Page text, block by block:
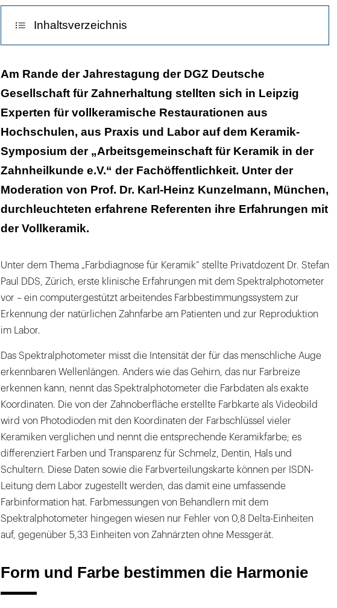
Inhaltsverzeichnis
Form und Farbe bestimmen die Harmonie
Risikoarm und gute Langzeit-Ergebnisse
CAD/CAM: für die Prothetik
Aus der Praxis für die Praxis
Am Rande der Jahrestagung der DGZ Deutsche
Gesellschaft für Zahnerhaltung stellten sich in Leipzig
Experten für vollkeramische Restaurationen aus
Hochschulen, aus Praxis und Labor auf dem Keramik-
Symposium der „Arbeitsgemeinschaft für Keramik in der
Zahnheilkunde e.V.“ der Fachöffentlichkeit. Unter der
Moderation von Prof. Dr. Karl-Heinz Kunzelmann, München,
durchleuchteten erfahrene Referenten ihre Erfahrungen mit
der Vollkeramik.
Unter dem Thema „Farbdiagnose für Keramik“ stellte Privatdozent Dr. Stefan
Paul DDS, Zürich, erste klinische Erfahrungen mit dem Spektralphotometer
vor – ein computergestützt arbeitendes Farbbestimmungssystem zur
Erkennung der natürlichen Zahnfarbe am Patienten und zur Reproduktion
im Labor.
Das Spektralphotometer misst die Intensität der für das menschliche Auge
erkennbaren Wellenlängen. Anders wie das Gehirn, das nur Farbreize
erkennen kann, nennt das Spektralphotometer die Farbdaten als exakte
Koordinaten. Die von der Zahnoberfläche erstellte Farbkarte als Videobild
wird von Photodioden mit den Koordinaten der Farbschlüssel vieler
Keramiken verglichen und nennt die entsprechende Keramikfarbe; es
differenziert Farben und Transparenz für Schmelz, Dentin, Hals und
Schultern. Diese Daten sowie die Farbverteilungskarte können per ISDN-
Leitung dem Labor zugestellt werden, das damit eine umfassende
Farbinformation hat. Farbmessungen von Behandlern mit dem
Spektralphotometer hingegen wiesen nur Fehler von 0,8 Delta-Einheiten
auf, gegenüber 5,33 Einheiten von Zahnärzten ohne Messgerät.
Form und Farbe bestimmen die Harmonie